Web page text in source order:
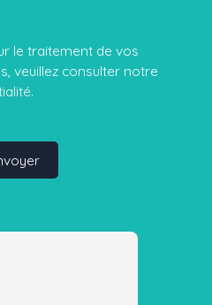
le traitement de vos
veuillez consulter notre
.